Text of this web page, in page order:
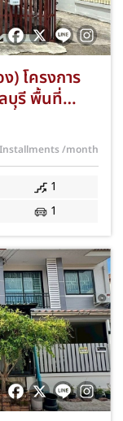
) โครงการ
บุรี พื้นที่
จอดรถ 1
และตลาดวัด
แถมฟรีแอร์
เนียมการ
Installments/month
1
1